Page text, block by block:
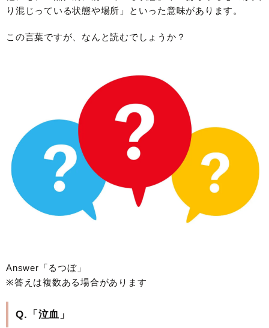
り混じっている状態や場所」といった意味があります。
この言葉ですが、なんと読むでしょうか？
Answer「るつぼ」
※答えは複数ある場合があります
Q.「泣血」